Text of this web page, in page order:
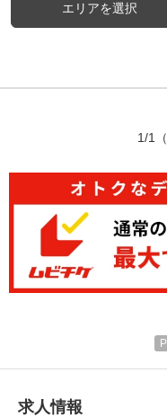
エリアを選択
1/1
求人情報